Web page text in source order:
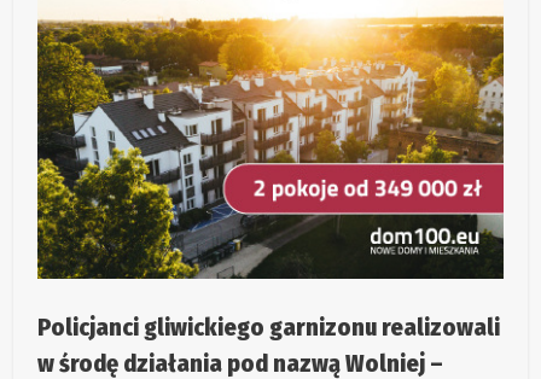
Policjanci gliwickiego garnizonu realizowali
w środę działania pod nazwą Wolniej –